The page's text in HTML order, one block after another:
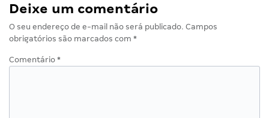
Deixe um comentário
O seu endereço de e-mail não será publicado. Campos
obrigatórios são marcados com *
Comentário *